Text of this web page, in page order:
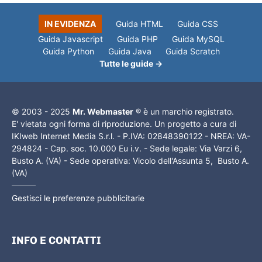
IN EVIDENZA Guida HTML
Guida CSS
Guida Javascript
Guida PHP
Guida MySQL
Guida Python
Guida Java
Guida Scratch
Tutte le guide →
© 2003 - 2025 Mr. Webmaster ® è un marchio registrato.
E' vietata ogni forma di riproduzione. Un progetto a cura di
IKIweb Internet Media S.r.l. - P.IVA: 02848390122 - NREA: VA-
294824 - Cap. soc. 10.000 Eu i.v. - Sede legale: Via Varzi 6,
Busto A. (VA) - Sede operativa: Vicolo dell'Assunta 5, Busto A.
(VA)
Gestisci le preferenze pubblicitarie
INFO E CONTATTI